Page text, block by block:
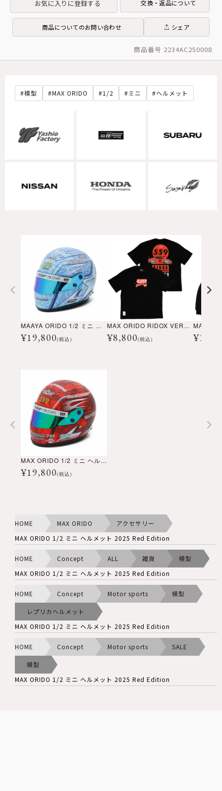
お気に入りに登録する 交換・返品について
商品についてのお問い合わせ シェア
商品番号 2234AC250008
模型 MAX ORIDO 1/2 ミニ ヘルメット
MAAYA ORIDO 1/2 ミニ ヘルメット 2025
¥19,800(税込)
MAX ORIDO RIDOX VERSION 2 Tシャツ
¥8,800(税込)
MAX
¥
MAX ORIDO 1/2 ミニ ヘルメット 2025 Red Edition
¥19,800(税込)
HOME MAX ORIDO
アクセサリー
MAX ORIDO 1/2 ミニ ヘルメット 2025 Red Edition
HOME Concept ALL 雑貨
模型
MAX ORIDO 1/2 ミニ ヘルメット 2025 Red Edition
HOME Concept Motor sports 模型
レプリカヘルメット
MAX ORIDO 1/2 ミニ ヘルメット 2025 Red Edition
HOME Concept Motor sports SALE
模型
MAX ORIDO 1/2 ミニ ヘルメット 2025 Red Edition